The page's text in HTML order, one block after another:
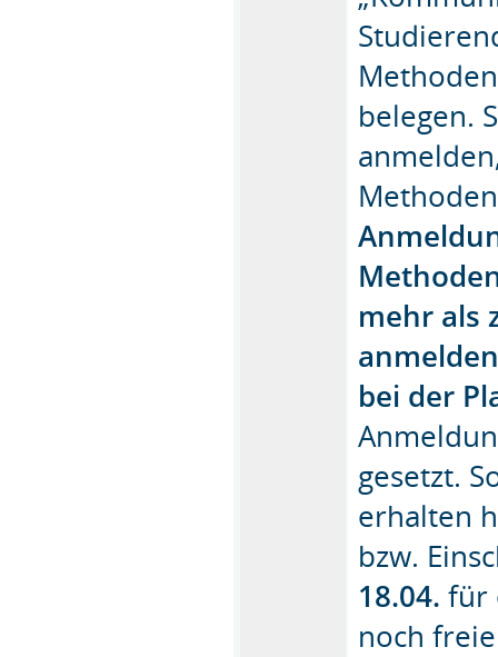
belegen.
mehr als
bei der
gesetzt.
erhalten
bzw.
18.04.für
noch